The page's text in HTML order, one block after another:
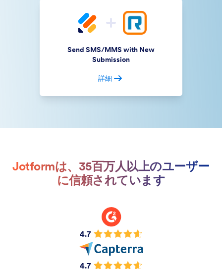
Send SMS/MMS with New
Submission
詳細
Jotformは、35百万人以上のユーザー
に信頼されています
4.7
4.7